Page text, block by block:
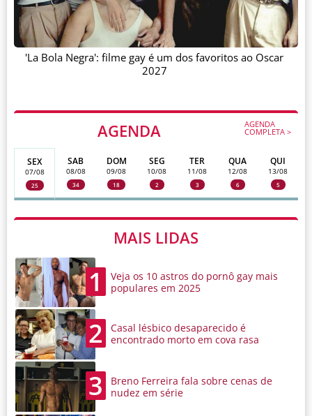
AGENDA AGENDA
COMPLETA >
SEX
07/08
25
SAB
08/08
34
DOM
09/08
18
SEG
10/08
2
TER
11/08
3
QUA
12/08
6
QUI
13/08
5
MAIS LIDAS
1
Veja os 10 astros do pornô gay mais
populares em 2025
2
Casal lésbico desaparecido é
encontrado morto em cova rasa
3
Breno Ferreira fala sobre cenas de
nudez em série
'La Bola Negra': filme gay é um dos favoritos ao Oscar
2027